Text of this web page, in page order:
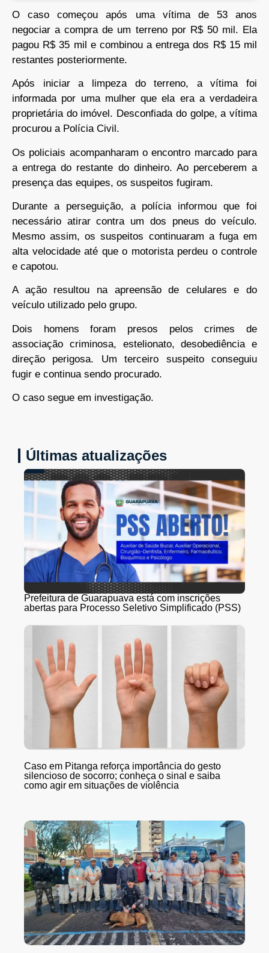
O caso começou após uma vítima de 53 anos
negociar a compra de um terreno por R$ 50 mil. Ela
pagou R$ 35 mil e combinou a entrega dos R$ 15 mil
restantes posteriormente.
Após iniciar a limpeza do terreno, a vítima foi
informada por uma mulher que ela era a verdadeira
proprietária do imóvel. Desconfiada do golpe, a vítima
procurou a Polícia Civil.
Os policiais acompanharam o encontro marcado para
a entrega do restante do dinheiro. Ao perceberem a
presença das equipes, os suspeitos fugiram.
Durante a perseguição, a polícia informou que foi
necessário atirar contra um dos pneus do veículo.
Mesmo assim, os suspeitos continuaram a fuga em
alta velocidade até que o motorista perdeu o controle
e capotou.
A ação resultou na apreensão de celulares e do
veículo utilizado pelo grupo.
Dois homens foram presos pelos crimes de
associação criminosa, estelionato, desobediência e
direção perigosa. Um terceiro suspeito conseguiu
fugir e continua sendo procurado.
O caso segue em investigação.
Últimas atualizações
Prefeitura de Guarapuava está com inscrições
abertas para Processo Seletivo Simplificado (PSS)
Caso em Pitanga reforça importância do gesto
silencioso de socorro; conheça o sinal e saiba
como agir em situações de violência